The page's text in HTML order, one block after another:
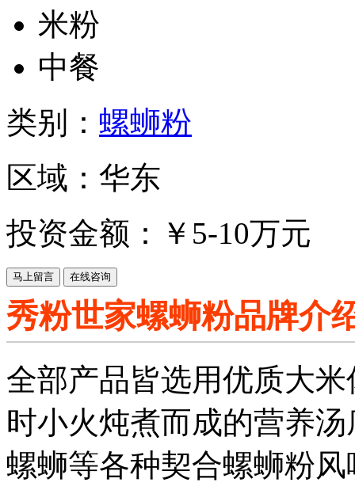
米粉
中餐
类别： 螺蛳粉
区域：华东
投资金额：￥ 5-10万元
秀粉世家螺蛳粉品牌介
全部产品皆选用优质大
时小火炖煮而成的营养
螺蛳等各种契合螺蛳粉